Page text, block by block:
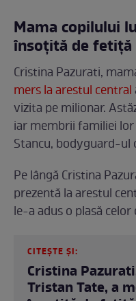
Mama copilului
însoțită de fetiță
Cristina Pazurati,
mers la arestul central
vizita pe milionar.
iar membrii familiei
Stancu, bodyguard-ul
Pe lângă Cristina
prezentă la arestul
le-a adus o plasă
CITEȘTE ȘI:
Cristina
Tristan Tate, a